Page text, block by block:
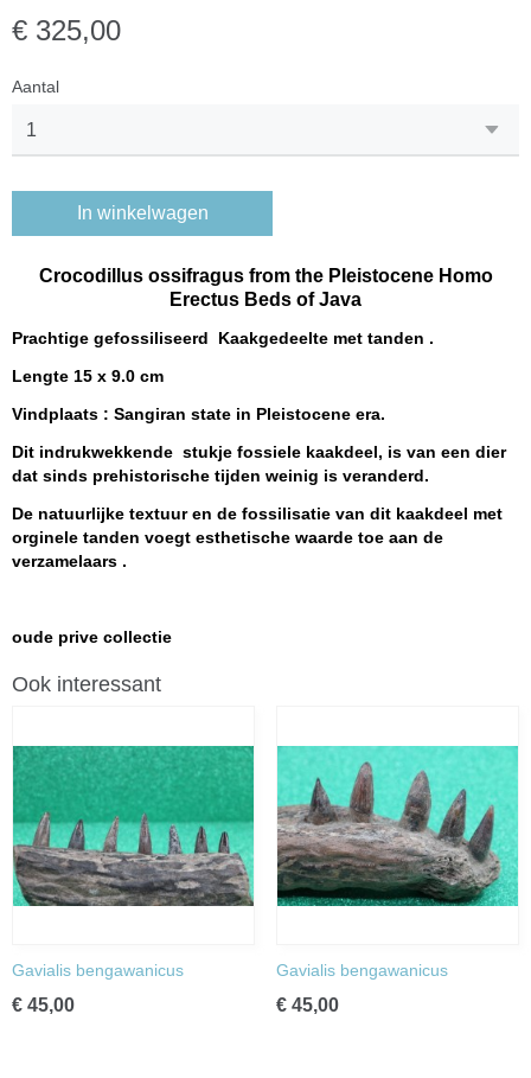
€ 325,00
Aantal
In winkelwagen
Crocodillus ossifragus from the Pleistocene Homo
Erectus Beds of Java
Prachtige gefossiliseerd
Kaakgedeelte met tanden .
Lengte 15 x 9.0 cm
Vindplaats : Sangiran state in Pleistocene era.
Dit indrukwekkende stukje fossiele kaakdeel, is van een dier
dat sinds prehistorische tijden weinig is veranderd.
De natuurlijke textuur en de fossilisatie van dit kaakdeel met
orginele tanden voegt esthetische waarde toe aan de
verzamelaars .
oude prive collectie
Ook interessant
Gavialis bengawanicus
€ 45,00
Gavialis bengawanicus
€ 45,00